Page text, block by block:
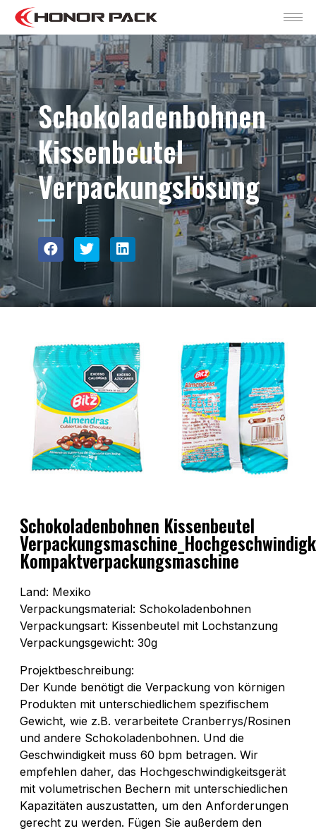
Schokoladenbohnen
Kissenbeutel
Verpackungslösung
Schokoladenbohnen Kissenbeutel
Kompaktverpackungsmaschine
Land: Mexiko
Verpackungsmaterial: Schokoladenbohnen
Verpackungsart: Kissenbeutel mit Lochstanzung
Verpackungsgewicht: 30g
Projektbeschreibung:
Der Kunde benötigt die Verpackung von körnigen
Produkten mit unterschiedlichem spezifischem
Gewicht, wie z.B. verarbeitete Cranberrys/Rosinen
und andere Schokoladenbohnen. Und die
Geschwindigkeit muss 60 bpm betragen. Wir
empfehlen daher, das Hochgeschwindigkeitsgerät
mit volumetrischen Bechern mit unterschiedlichen
Kapazitäten auszustatten, um den Anforderungen
gerecht zu werden. Fügen Sie außerdem den